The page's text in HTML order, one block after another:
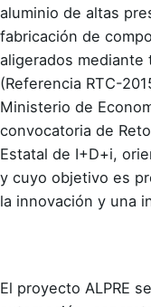
aluminio de altas
fabricación de
aligerados mediante
(Referencia RTC-
Ministerio de
convocatoria de
Estatal de I+D+i,
y cuyo objetivo es
la innovación y una
El proyecto ALPRE